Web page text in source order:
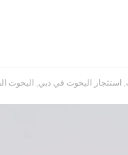
, استئجار اليخوت في دبي, اليخوت